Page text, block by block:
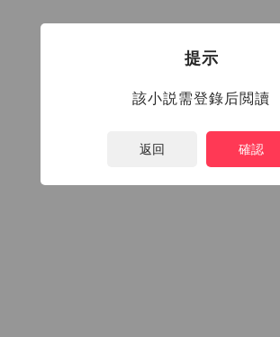
提示
該小説需登錄后閲讀
返回 確認